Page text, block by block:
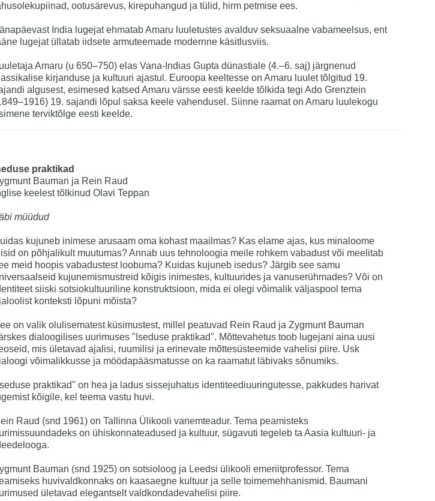
ootusärevus, kirepuhangud ja tülid, hirm petmise ees.
India lugejat ehmatab Amaru luuletustes avalduv seksuaalne vabameelsus, ent
lugejat üllatab iidsete armuteemade modernne käsitlusviis.
Amaru (u 650–750) elas Vana-Indias Gupta dünastiale (4.–6. saj) järgnenud
kirjanduse ja kultuuri ajastul. Euroopa keeltesse on Amaru luulet tõlgitud 19.
algusest, esimesed katsed Amaru värsse eesti keelde tõlkida tegi Ado Grenztein
19. sajandi lõpul saksa keele vahendusel. Siinne raamat on Amaru luulekogu
terviktõlge eesti keelde.
praktikad
Bauman ja Rein Raud
keelest tõlkinud Olavi Teppan
müüdud
kujuneb inimese arusaam oma kohast maailmas? Kas elame ajas, kus minaloome
on põhjalikult muutumas? Annab uus tehnoloogia meile rohkem vabadust või meelitab
meid hoopis vabadustest loobuma? Kuidas kujuneb isedus? Järgib see samu
kujunemismustreid kõigis inimestes, kultuurides ja vanuserühmades? Või on
siiski sotsiokultuuriline konstruktsioon, mida ei olegi võimalik väljaspool tema
konteksti lõpuni mõista?
on valik olulisematest küsimustest, millel peatuvad Rein Raud ja Zygmunt Bauman
dialoogilises uurimuses "Iseduse praktikad". Mõttevahetus toob lugejani aina uusi
mis ületavad ajalisi, ruumilisi ja erinevate mõttesüsteemide vahelisi piire. Usk
võimalikkusse ja möödapääsmatusse on ka raamatut läbivaks sõnumiks.
praktikad" on hea ja ladus sissejuhatus identiteediuuringutesse, pakkudes harivat
kõigile, kel teema vastu huvi.
Raud (snd 1961) on Tallinna Ülikooli vanemteadur. Tema peamisteks
on ühiskonnateadused ja kultuur, sügavuti tegeleb ta Aasia kultuuri- ja
Bauman (snd 1925) on sotsioloog ja Leedsi ülikooli emeriitprofessor. Tema
huvivaldkonnaks on kaasaegne kultuur ja selle toimemehhanismid. Baumani
ületavad elegantselt valdkondadevahelisi piire.